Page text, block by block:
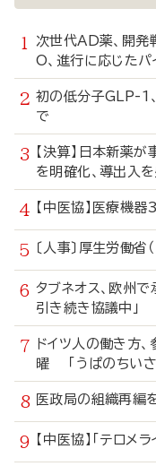
次世代AD薬、開
O、進行に応じたパ
初の低分子GLP-1
で
【決算】日本新薬
を明確化、導出入
【中医協】医療機
〔人事〕厚生労働
タブネオス、欧州
引き続き協議中」
ドイツ人の働き
曜 「うぱのちいさ
医政局の組織再
【中医協】「テロ